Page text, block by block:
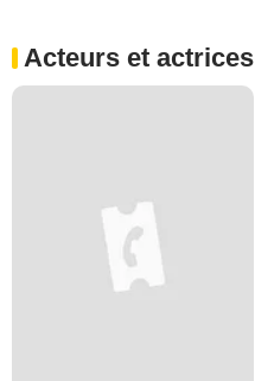
Acteurs et actrices